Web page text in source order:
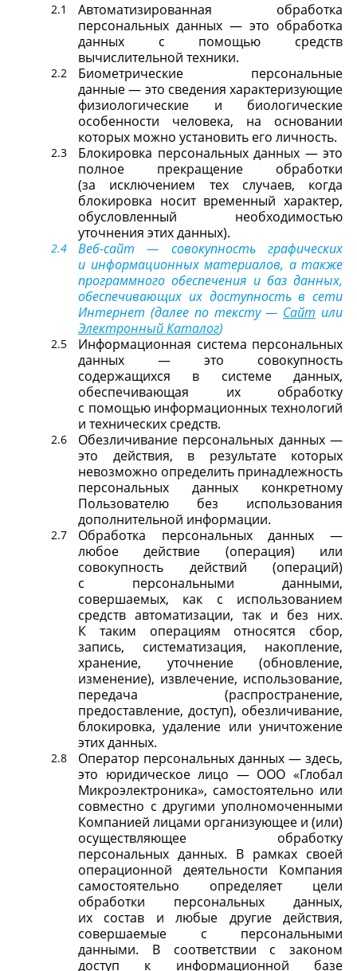
Автоматизированная обработка
персональных данных — это обработка
данных с помощью средств
вычислительной техники.
Биометрические персональные
данные — это сведения характеризующие
физиологические и биологические
особенности человека, на основании
которых можно установить его личность.
Блокировка персональных данных — это
полное прекращение обработки
(за исключением тех случаев, когда
блокировка носит временный характер,
обусловленный необходимостью
уточнения этих данных).
Веб-сайт — совокупность графических
и информационных материалов, а также
программного обеспечения и баз данных,
обеспечивающих их доступность в сети
Интернет (далее по тексту — Сайт или
Электронный Каталог)
Информационная система персональных
данных — это совокупность
содержащихся в системе данных,
обеспечивающая их обработку
с помощью информационных технологий
и технических средств.
Обезличивание персональных данных —
это действия, в результате которых
невозможно определить принадлежность
персональных данных конкретному
Пользователю без использования
дополнительной информации.
Обработка персональных данных —
любое действие (операция) или
совокупность действий (операций)
с персональными данными,
совершаемых, как с использованием
средств автоматизации, так и без них.
К таким операциям относятся сбор,
запись, систематизация, накопление,
хранение, уточнение (обновление,
изменение), извлечение, использование,
передача (распространение,
предоставление, доступ), обезличивание,
блокировка, удаление или уничтожение
этих данных.
Оператор персональных данных — здесь,
это юридическое лицо — ООО «Глобал
Микроэлектроника», самостоятельно или
совместно с другими уполномоченными
Компанией лицами организующее и (или)
осуществляющее обработку
персональных данных. В рамках своей
операционной деятельности Компания
самостоятельно определяет цели
обработки персональных данных,
их состав и любые другие действия,
совершаемые с персональными
данными. В соответствии с законом
доступ к информационной базе